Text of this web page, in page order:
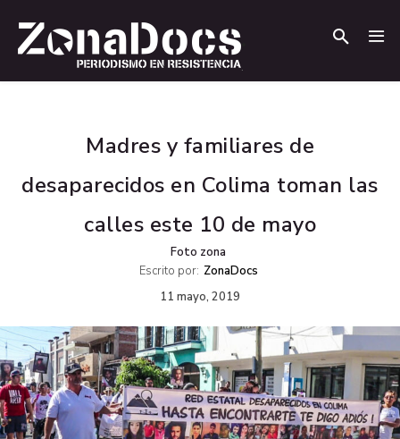
Madres y familiares de
desaparecidos en Colima toman las
calles este 10 de mayo
Foto zona
Escrito por: ZonaDocs
11 mayo, 2019